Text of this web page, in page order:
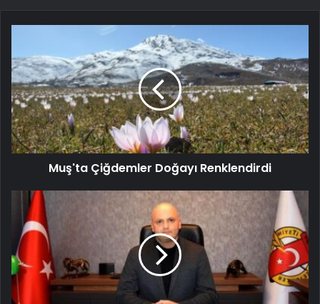
Muş'ta Çiğdemler Doğayı Renklendirdi